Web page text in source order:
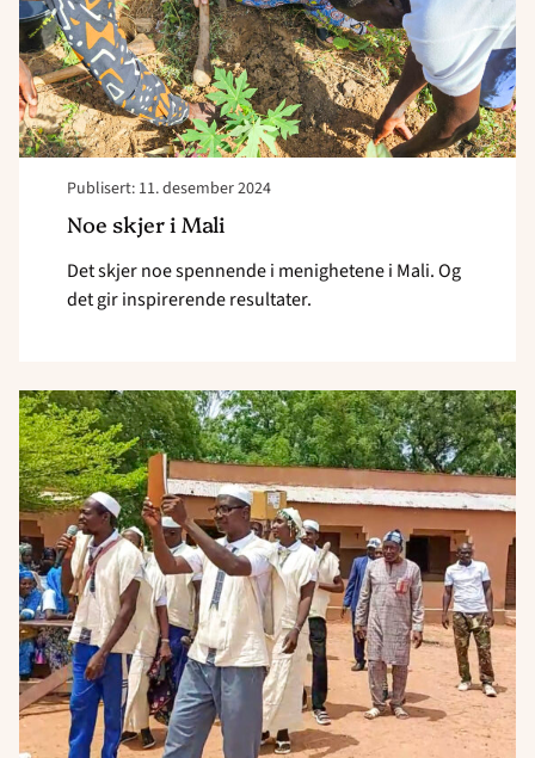
Publisert: 11. desember 2024
Noe skjer i Mali
Det skjer noe spennende i menighetene i Mali. Og
det gir inspirerende resultater.
Read
article
"Stor
feiring
av
Det
nye
Testamentet"